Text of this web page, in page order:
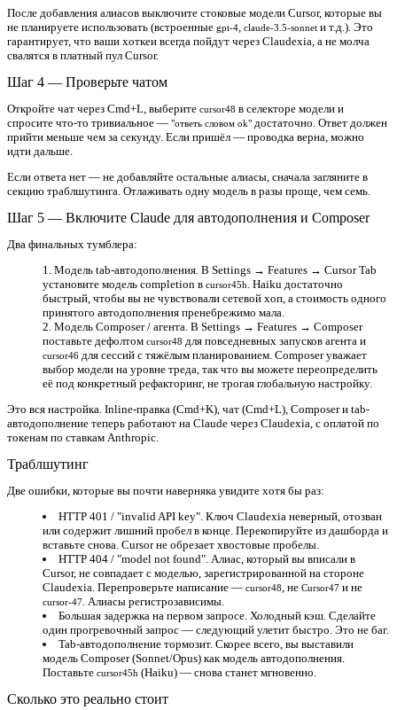
После добавления алиасов выключите стоковые модели Cursor, которые вы
не планируете использовать (встроенные gpt-4 claude-3.5-sonnet и т.д.). Это
гарантирует, что ваши хоткеи всегда пойдут через Claudexia, а не молча
свалятся в платный пул Cursor.
Шаг 4 — Проверьте чатом
Откройте чат через Cmd+L, выберите cursor48 в селекторе модели и
спросите что-то тривиальное — "ответь словом ok" достаточно. Ответ должен
прийти меньше чем за секунду. Если пришёл — проводка верна, можно
идти дальше.
Если ответа нет — не добавляйте остальные алиасы, сначала загляните в
секцию траблшутинга. Отлаживать одну модель в разы проще, чем семь.
Шаг 5 — Включите Claude для автодополнения и Composer
Два финальных тумблера:
Модель tab-автодополнения. В Settings → Features → Cursor Tab
установите модель completion в cursor45h . Haiku достаточно
быстрый, чтобы вы не чувствовали сетевой хоп, а стоимость одного
принятого автодополнения пренебрежимо мала.
Модель Composer / агента. В Settings → Features → Composer
поставьте дефолтом cursor48 для повседневных запусков агента и
cursor46 для сессий с тяжёлым планированием. Composer уважает
выбор модели на уровне треда, так что вы можете переопределить
её под конкретный рефакторинг, не трогая глобальную настройку.
Это вся настройка. Inline-правка (Cmd+K), чат (Cmd+L), Composer и tab-
автодополнение теперь работают на Claude через Claudexia, с оплатой по
токенам по ставкам Anthropic.
Траблшутинг
Две ошибки, которые вы почти наверняка увидите хотя бы раз:
HTTP 401 / "invalid API key". Ключ Claudexia неверный, отозван
или содержит лишний пробел в конце. Перекопируйте из дашборда и
вставьте снова. Cursor не обрезает хвостовые пробелы.
HTTP 404 / "model not found". Алиас, который вы вписали в
Cursor, не совпадает с моделью, зарегистрированной на стороне
Claudexia. Перепроверьте написание — cursor48 , не Cursor47 и не
cursor-47 . Алиасы регистрозависимы.
Большая задержка на первом запросе. Холодный кэш. Сделайте
один прогревочный запрос — следующий улетит быстро. Это не баг.
Tab-автодополнение тормозит. Скорее всего, вы выставили
модель Composer (Sonnet/Opus) как модель автодополнения.
Поставьте cursor45h (Haiku) — снова станет мгновенно.
Сколько это реально стоит